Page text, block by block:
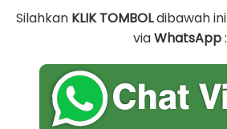
Silahkan KLIK TOMBOLdibawah
viaWhatsApp: